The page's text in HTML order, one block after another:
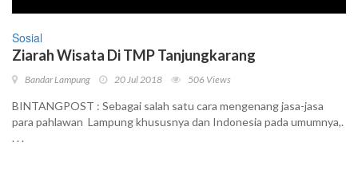
Sosial
Ziarah Wisata Di TMP Tanjungkarang
Bandar Lampung 20 Jul 2018 506 Views
BINTANGPOST : Sebagai salah satu cara mengenang jasa-jasa
para pahlawan Lampung khususnya dan Indonesia pada umumnya,.
. . .